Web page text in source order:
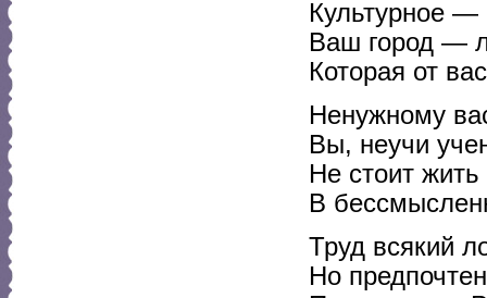
Культурное —
Ваш город —
Которая от
Ненужному
Вы, неучи
Не стоит
В
Труд всякий
Но